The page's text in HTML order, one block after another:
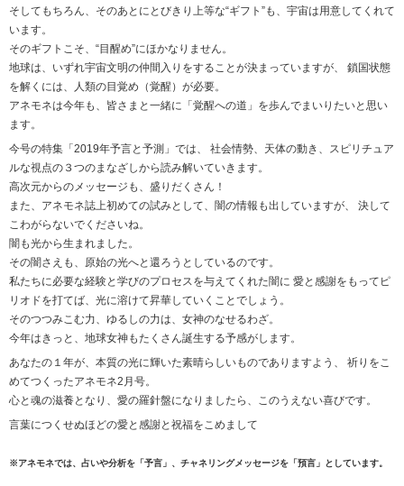
そしてもちろん、そのあとにとびきり上等な“ギフト”も、宇宙は用意してくれて
います。
そのギフトこそ、“目醒め”にほかなりません。
地球は、いずれ宇宙文明の仲間入りをすることが決まっていますが、 鎖国状態
を解くには、人類の目覚め（覚醒）が必要。
アネモネは今年も、皆さまと一緒に「覚醒への道」を歩んでまいりたいと思い
ます。
今号の特集「2019年予言と予測」では、 社会情勢、天体の動き、スピリチュア
ルな視点の３つのまなざしから読み解いていきます。
高次元からのメッセージも、盛りだくさん！
また、アネモネ誌上初めての試みとして、闇の情報も出していますが、 決して
こわがらないでくださいね。
闇も光から生まれました。
その闇さえも、原始の光へと還ろうとしているのです。
私たちに必要な経験と学びのプロセスを与えてくれた闇に 愛と感謝をもってピ
リオドを打てば、光に溶けて昇華していくことでしょう。
そのつつみこむ力、ゆるしの力は、女神のなせるわざ。
今年はきっと、地球女神もたくさん誕生する予感がします。
あなたの１年が、本質の光に輝いた素晴らしいものでありますよう、 祈りをこ
めてつくったアネモネ2月号。
心と魂の滋養となり、愛の羅針盤になりましたら、このうえない喜びです。
言葉につくせぬほどの愛と感謝と祝福をこめまして
※アネモネでは、占いや分析を「予言」、チャネリングメッセージを「預言」としています。